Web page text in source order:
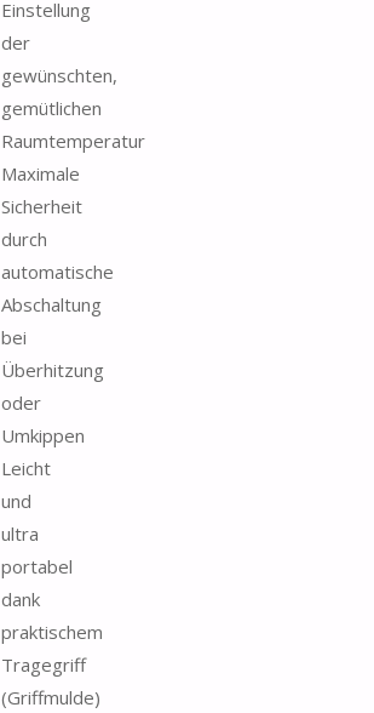
Einstellung
der
gewünschten,
gemütlichen
Raumtemperatur
Maximale
Sicherheit
durch
automatische
Abschaltung
bei
Überhitzung
oder
Umkippen
Leicht
und
ultra
portabel
dank
praktischem
Tragegriff
(Griffmulde)